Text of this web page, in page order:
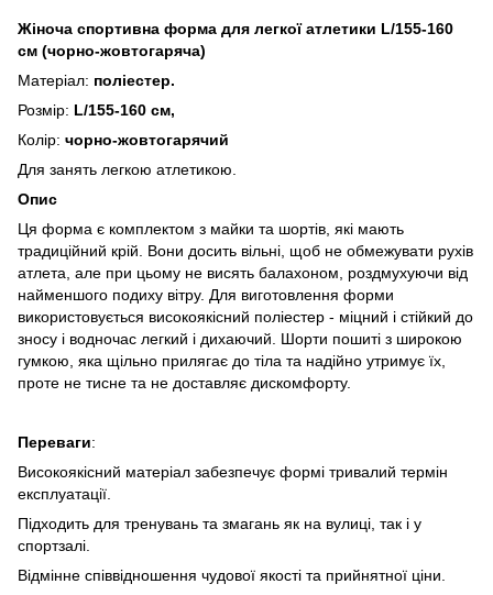
Жіноча спортивна форма для легкої атлетики L/155-160
см (чорно-жовтогаряча)
Матеріал: поліестер.
Розмір: L/155-160 см,
Колір: чорно-жовтогарячий
Для занять легкою атлетикою.
Опис
Ця форма є комплектом з майки та шортів, які мають
традиційний крій. Вони досить вільні, щоб не обмежувати рухів
атлета, але при цьому не висять балахоном, роздмухуючи від
найменшого подиху вітру. Для виготовлення форми
використовується високоякісний поліестер - міцний і стійкий до
зносу і водночас легкий і дихаючий. Шорти пошиті з широкою
гумкою, яка щільно прилягає до тіла та надійно утримує їх,
проте не тисне та не доставляє дискомфорту.
Переваги:
Високоякісний матеріал забезпечує формі тривалий термін
експлуатації.
Підходить для тренувань та змагань як на вулиці, так і у
спортзалі.
Відмінне співвідношення чудової якості та прийнятної ціни.